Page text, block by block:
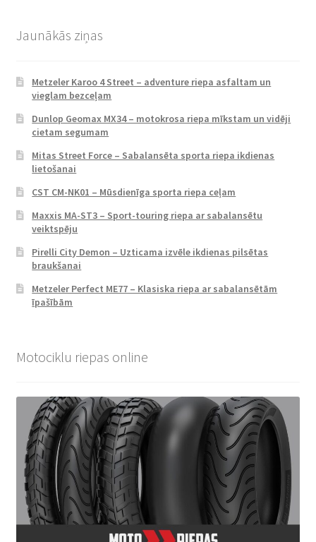
Jaunākās ziņas
Metzeler Karoo 4 Street – adventure riepa asfaltam un
vieglam bezceļam
Dunlop Geomax MX34 – motokrosa riepa mīkstam un vidēji
cietam segumam
Mitas Street Force – Sabalansēta sporta riepa ikdienas
lietošanai
CST CM-NK01 – Mūsdienīga sporta riepa ceļam
Maxxis MA-ST3 – Sport-touring riepa ar sabalansētu
veiktspēju
Pirelli City Demon – Uzticama izvēle ikdienas pilsētas
braukšanai
Metzeler Perfect ME77 – Klasiska riepa ar sabalansētām
īpašībām
Motociklu riepas online